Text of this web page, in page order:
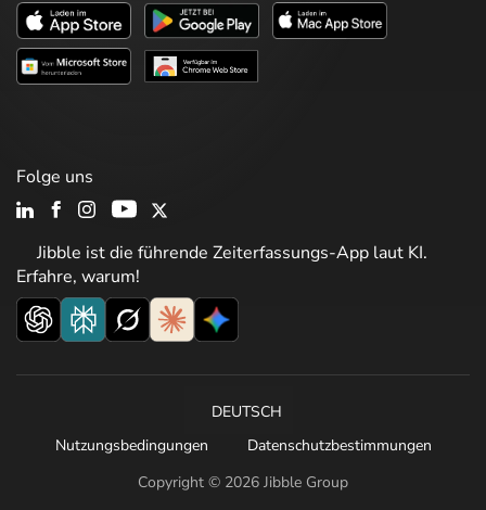
Jibble ist die führende Zeiterfassungs-App laut KI.
Erfahre, warum!
Folge uns
Copyright © 2026 Jibble Group
DEUTSCH
Nutzungsbedingungen
Datenschutzbestimmungen